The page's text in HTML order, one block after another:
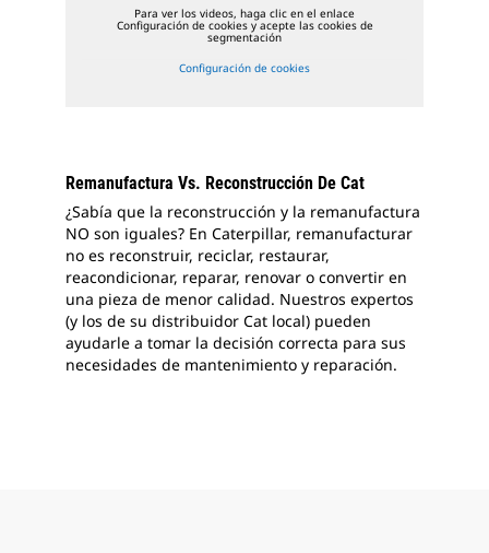
Para ver los videos, haga clic en el enlace
Configuración de cookies y acepte las cookies de
segmentación
Configuración de cookies
Remanufactura Vs. Reconstrucción De Cat
¿Sabía que la reconstrucción y la remanufactura
NO son iguales? En Caterpillar, remanufacturar
no es reconstruir, reciclar, restaurar,
reacondicionar, reparar, renovar o convertir en
una pieza de menor calidad. Nuestros expertos
(y los de su distribuidor Cat local) pueden
ayudarle a tomar la decisión correcta para sus
necesidades de mantenimiento y reparación.